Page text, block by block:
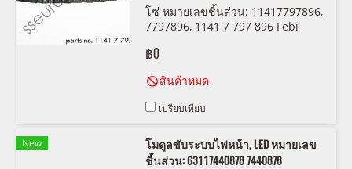
โซ่ หมายเลขชิ้นส่วน: 11417797896,
7797896, 1141 7 797 896 Febi
฿0
สินค้าหมด
เปรียบเทียบ
New
โมดูลขับระบบไฟหน้า, LED หมายเลข
ชิ้นส่วน: 63117440878 7440878